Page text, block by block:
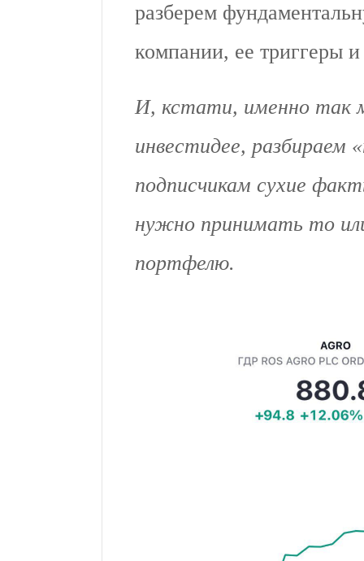
разберем
компании, ее триггеры
И, кстати, именно так
инвестидее, разбираем
подписчикам сухие
нужно принимать то
портфелю.